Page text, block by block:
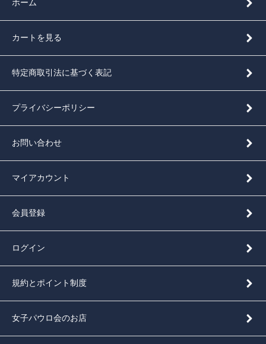
ホーム
カートを見る
特定商取引法に基づく表記
プライバシーポリシー
お問い合わせ
マイアカウント
会員登録
ログイン
規約とポイント制度
女子パウロ会のお店